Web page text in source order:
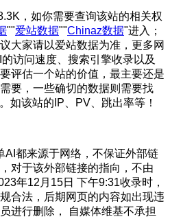
，如你需要查询该站的相关权
""爱站数据""Chinaz数据"进入；
大家请以爱站数据为准，更多网
访问速度、搜索引擎收录以及
评估一个站的价值，最主要还是
要，一些确切的数据则需要找
如该站的IP、PV、跳出率等！
AI都来源于网络，不保证外部链
对于该外部链接的指向，不由
年12月15日 下午9:31收录时，
合法，后期网页的内容如出现违
进行删除， 自媒体维基不承担